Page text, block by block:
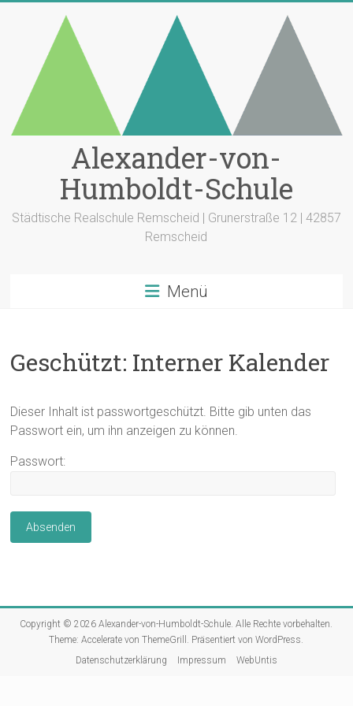
Alexander-von-
Humboldt-Schule
Städtische Realschule Remscheid | Grunerstraße 12 | 42857
Remscheid
Menü
Geschützt: Interner Kalender
Dieser Inhalt ist passwortgeschützt. Bitte gib unten das
Passwort ein, um ihn anzeigen zu können.
Passwort:
Copyright © 2026Alexander-von-Humboldt-Schule . Alle Rechte vorbehalten.
Theme:Accelerate von ThemeGrill. Präsentiert vonWordPress
Datenschutzerklärung
Impressum WebUntis